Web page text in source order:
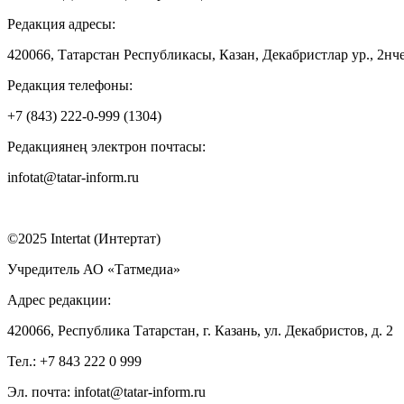
Редакция адресы:
420066, Татарстан Республикасы, Казан, Декабристлар ур.,
Редакция телефоны:
+7 (843) 222-0-999 (1304)
Редакциянең электрон почтасы:
infotat@tatar-inform.ru
©2025 Intertat (Интертат)
Учредитель АО «Татмедиа»
Адрес редакции:
420066, Республика Татарстан, г. Казань, ул. Декабристов, д. 2
Тел.: +7 843 222 0 999
Эл. почта: infotat@tatar-inform.ru